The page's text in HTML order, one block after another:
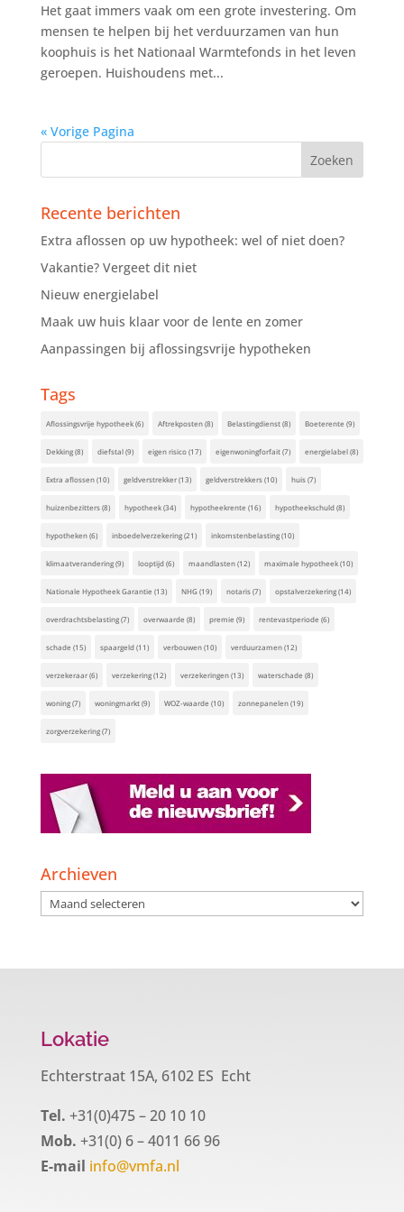
Het gaat immers vaak om een grote investering. Om
mensen te helpen bij het verduurzamen van hun
koophuis is het Nationaal Warmtefonds in het leven
geroepen. Huishoudens met...
« Vorige Pagina
Recente berichten
Extra aflossen op uw hypotheek: wel of niet doen?
Vakantie? Vergeet dit niet
Nieuw energielabel
Maak uw huis klaar voor de lente en zomer
Aanpassingen bij aflossingsvrije hypotheken
Tags
Aflossingsvrije hypotheek(6) Aftrekposten(8) Belastingdienst(8) Boeterente (9)
Dekking(8) diefstal(9) eigen risico(17) eigenwoningforfait(7) energielabel(8)
Extra aflossen(10) geldverstrekker(13) geldverstrekkers(10) huis(7)
huizenbezitters(8) hypotheek(34) hypotheekrente (16) hypotheekschuld(8)
hypotheken(6) inboedelverzekering(21) inkomstenbelasting(10)
klimaatverandering(9) looptijd(6) maandlasten(12) maximale hypotheek(10)
Nationale Hypotheek Garantie (13) NHG(19) notaris(7) opstalverzekering(14)
overdrachtsbelasting(7) overwaarde (8) premie (9) rentevastperiode (6)
schade (15) spaargeld(11) verbouwen(10) verduurzamen(12)
verzekeraar(6) verzekering(12) verzekeringen(13) waterschade (8)
woning(7) woningmarkt(9) WOZ-waarde (10) zonnepanelen(19)
zorgverzekering(7)
Archieven
Archieven
Lokatie
Echterstraat 15A, 6102 ES Echt
Tel. +31(0)475 – 20 10 10
Mob. +31(0) 6 – 4011 66 96
E-mail info@vmfa.nl